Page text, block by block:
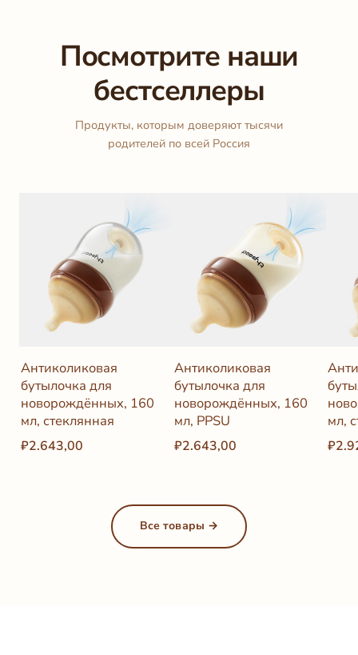
Посмотрите наши
бестселлеры
Продукты, которым доверяют тысячи
родителей по всей Россия
Антиколиковая
бутылочка для
новорождённых, 160
мл, стеклянная
₽2.643,00
Антиколиковая
бутылочка для
новорождённых, 160
мл, PPSU
₽2.643,00
мл,
Все товары →